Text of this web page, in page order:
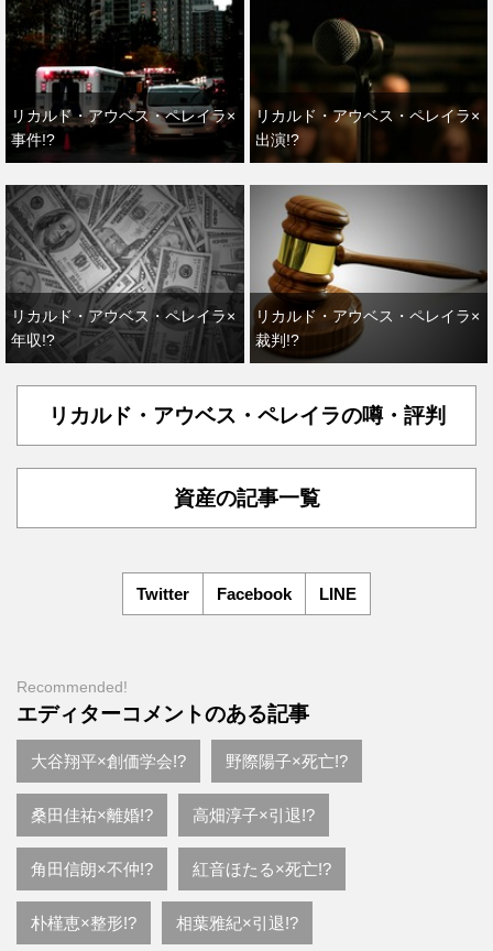
リカルド・アウベス・ペレイラ×
事件!?
リカルド・アウベス・ペレイラ×
出演!?
リカルド・アウベス・ペレイラ×
年収!?
リカルド・アウベス・ペレイラ×
裁判!?
リカルド・アウベス・ペレイラの噂・評判
資産の記事一覧
Twitter Facebook LINE
Recommended!
エディターコメントのある記事
大谷翔平×創価学会!? 野際陽子×死亡!?
桑田佳祐×離婚!? 高畑淳子×引退!?
角田信朗×不仲!? 紅音ほたる×死亡!?
朴槿恵×整形!? 相葉雅紀×引退!?